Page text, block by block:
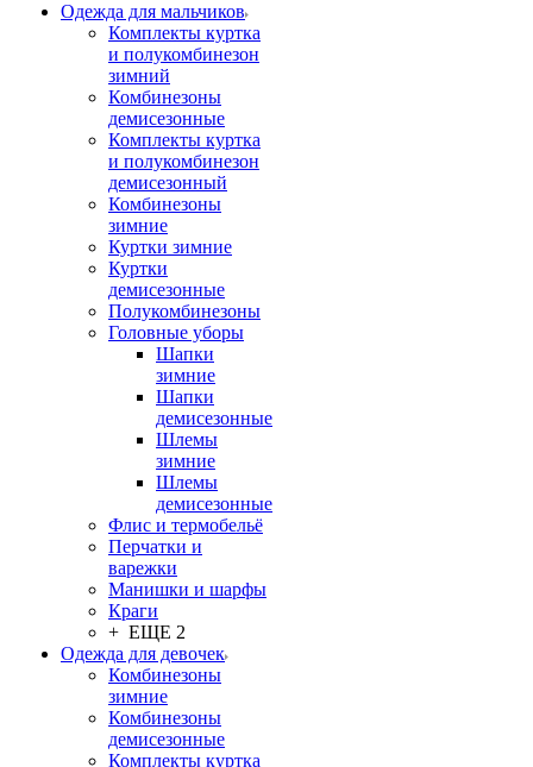
Одежда для мальчиков
Комплекты куртка
и полукомбинезон
зимний
Комбинезоны
демисезонные
Комплекты куртка
и полукомбинезон
демисезонный
Комбинезоны
зимние
Куртки зимние
Куртки
демисезонные
Полукомбинезоны
Головные уборы
Шапки
зимние
Шапки
демисезонные
Шлемы
зимние
Шлемы
демисезонные
Флис и термобельё
Перчатки и
варежки
Манишки и шарфы
Краги
+ ЕЩЕ 2
Одежда для девочек
Комбинезоны
зимние
Комбинезоны
демисезонные
Комплекты куртка